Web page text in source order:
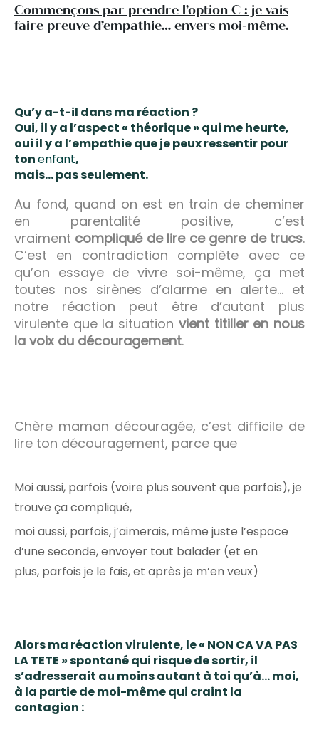
Commençons par prendre l’option C : je vais
faire preuve d’empathie… envers moi-même.
Qu’y a-t-il dans ma réaction ?
Oui, il y a l’aspect « théorique » qui me heurte,
oui il y a l’empathie que je peux ressentir pour
tonenfant,
mais… pas seulement.
Au fond, quand on est en train de cheminer
en parentalité positive, c’est
vraiment compliqué de lire ce genre de trucs.
C’est en contradiction complète avec ce
qu’on essaye de vivre soi-même, ça met
toutes nos sirènes d’alarme en alerte… et
notre réaction peut être d’autant plus
virulente que la situation vient titiller en nous
la voix du découragement.
Chère maman découragée, c’est difficile de
lire ton découragement, parce que
Moi aussi, parfois (voire plus souvent que parfois), je
trouve ça compliqué,
moi aussi, parfois, j’aimerais, même juste l’espace
d’une seconde, envoyer tout balader (et en
plus, parfois je le fais, et après je m’en veux)
Alors ma réaction virulente, le « NON CA VA PAS
LA TETE » spontané qui risque de sortir, il
s’adresserait au moins autant à toi qu’à… moi,
à la partie de moi-même qui craint la
contagion :